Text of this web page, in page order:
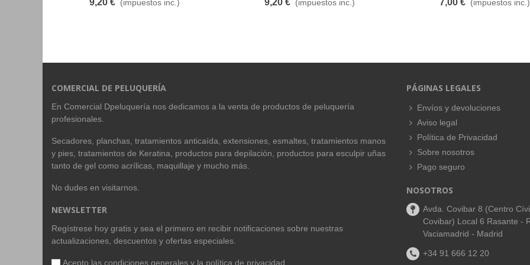
9,20 € (impuestos inc.) 9,20 € (impuestos inc.) 7,00 € (impuestos inc.)
COMERCIAL DE PELUQUERÍA
En Comercial Dpeluquería nos dedicamos a la venta de productos de peluquería
profesionales.
Secadores, planchas, tratamientos anticaída, extensiones, esmaltes, tratamientos manos
y pies, tratamientos de Keratina, productos para depilación, productos para esculpir uñas
tanto de gel como acrílicas, maquillaje y mucho más.
No dudes en visitarnos.
NEWSLETTER
Regístrese hoy gratis y sea el primero en recibir notificaciones sobre nuestras
actualizaciones, descuentos y ofertas especiales.
Acepto las condiciones generales y la política de privacidad
PÁGINAS LEGALES
Envíos y devoluciones
Aviso legal
Política de Privacidad
Sobre nosotros
Pago seguro
NOSOTROS
Avda. Covibar 8 (Centro
Covibar) Local 6 Rasante -
Vaciamadrid - Madrid
+34 91 666 12 20